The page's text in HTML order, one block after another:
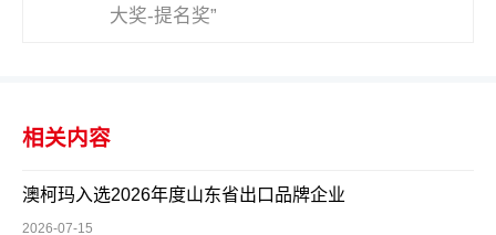
大奖-提名奖”
相关内容
澳柯玛入选2026年度山东省出口品牌企业
2026-07-15